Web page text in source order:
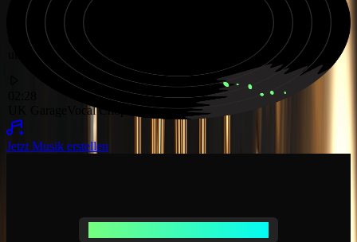
Grooviger UK Garage Track, angetrieben von rhythmischen Beats
und energiegeladenen Vocal Chops
Vocal Chops Groovy
Jetzt Musik erstellen